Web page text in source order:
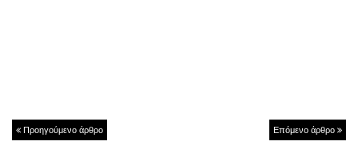
Προηγούμενο άρθρο Επόμενο άρθρο